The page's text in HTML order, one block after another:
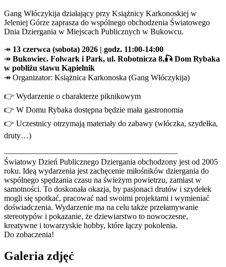
Gang Włóczykija działający przy Książnicy Karkonoskiej w
Jeleniej Górze zaprasza do wspólnego obchodzenia Światowego
Dnia Dziergania w Miejscach Publicznych w Bukowcu.
↠ 13 czerwca (sobota) 2026 | godz. 11:00-14:00
↠ Bukowiec. Folwark i Park, ul. Robotnicza 8,🎣 Dom Rybaka
w pobliżu stawu Kąpielnik
↠ Organizator: Książnica Karkonoska (Gang Włóczykija)
👉 Wydarzenie o charakterze piknikowym
👉 W Domu Rybaka dostępna będzie mała gastronomia
👉 Uczestnicy otrzymają materiały do zabawy (włóczka, szydełka,
druty…)
—————————————————————–
Światowy Dzień Publicznego Dziergania obchodzony jest od 2005
roku. Ideą wydarzenia jest zachęcenie miłośników dziergania do
wspólnego spędzania czasu na świeżym powietrzu, zamiast w
samotności. To doskonała okazja, by pasjonaci drutów i szydełek
mogli się spotkać, pracować nad swoimi projektami i wymieniać
doświadczenia. Wydarzenie ma na celu także przełamywanie
stereotypów i pokazanie, że dziewiarstwo to nowoczesne,
kreatywne i towarzyskie hobby, które łączy pokolenia.
Do zobaczenia!
Galeria zdjęć